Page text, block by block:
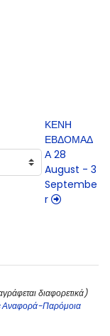
ΚΕΝΗ
ΕΒΔΟΜΑΔ
Α 28
August - 3
Septembe
r
διαφορετικά)
Παρόμοια